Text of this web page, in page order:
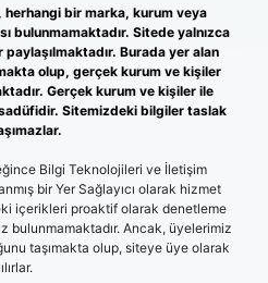
bir marka, kurum veya
bulunmamaktadır. Sitede yalnızca
paylaşılmaktadır. Burada yer alan
olup, gerçek kurum ve kişiler
Gerçek kurum ve kişiler ile
Sitemizdeki bilgiler taslak
Bilgi Teknolojileri ve İletişim
bir Yer Sağlayıcı olarak hizmet
içerikleri proaktif olarak denetleme
bulunmamaktadır. Ancak, üyelerimiz
taşımakta olup, siteye üye olarak